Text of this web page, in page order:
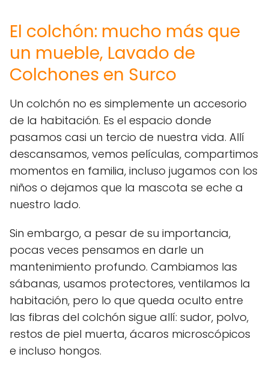
El colchón: mucho más que
un mueble, Lavado de
Colchones en Surco
Un colchón no es simplemente un accesorio
de la habitación. Es el espacio donde
pasamos casi un tercio de nuestra vida. Allí
descansamos, vemos películas, compartimos
momentos en familia, incluso jugamos con los
niños o dejamos que la mascota se eche a
nuestro lado.
Sin embargo, a pesar de su importancia,
pocas veces pensamos en darle un
mantenimiento profundo. Cambiamos las
sábanas, usamos protectores, ventilamos la
habitación, pero lo que queda oculto entre
las fibras del colchón sigue allí: sudor, polvo,
restos de piel muerta, ácaros microscópicos
e incluso hongos.